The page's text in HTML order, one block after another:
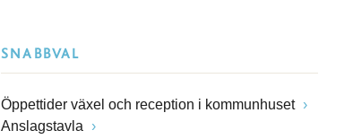
SNABBVAL
Öppettider växel och reception i kommunhuset
Anslagstavla